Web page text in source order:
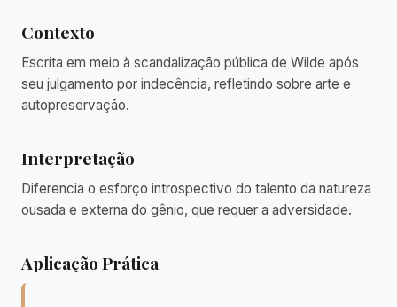
Contexto
Escrita em meio à scandalização pública de Wilde após
seu julgamento por indecência, refletindo sobre arte e
autopreservação.
Interpretação
Diferencia o esforço introspectivo do talento da natureza
ousada e externa do gênio, que requer a adversidade.
Aplicação Prática